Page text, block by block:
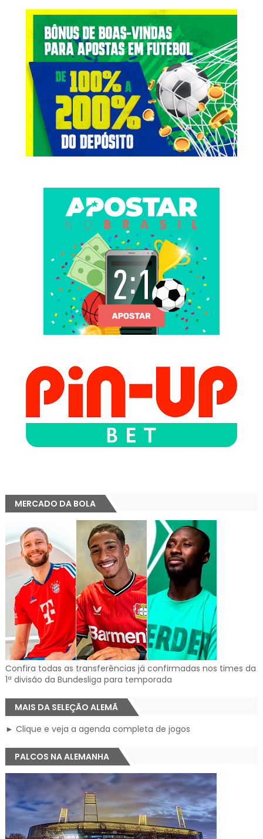
MERCADO DA BOLA
Confira todas as transferências já confirmadas nos times da
1ª divisão da Bundesliga para temporada
MAIS DA SELEÇÃO ALEMÃ
► Clique e veja a agenda completa de jogos
PALCOS NA ALEMANHA